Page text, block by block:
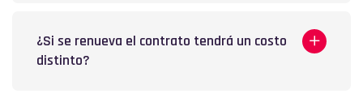
¿Si se renueva el contrato tendrá un costo
distinto?